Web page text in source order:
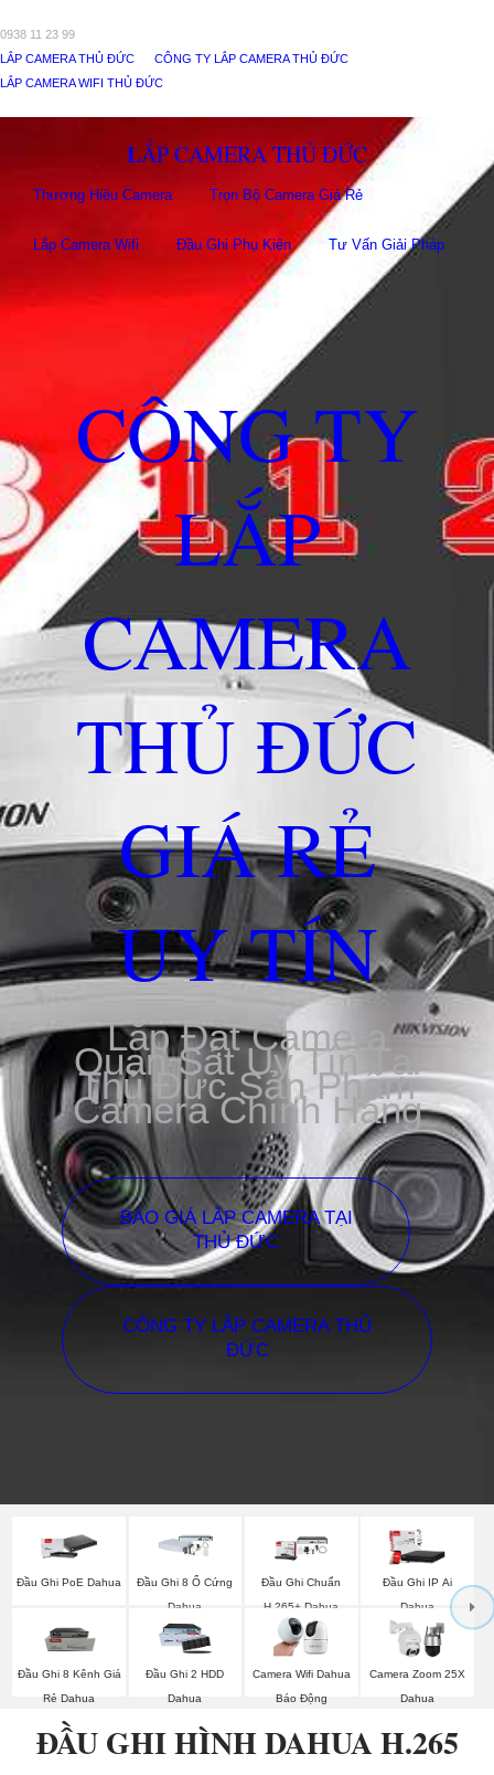
0938 11 23 99
LẮP CAMERA THỦ ĐỨC
CÔNG TY LẮP CAMERA THỦ ĐỨC
LẮP CAMERA WIFI THỦ ĐỨC
LẮP CAMERA THỦ ĐỨC
Thương Hiệu Camera Trọn Bộ Camera Giá Rẻ
Lắp Camera Wifi Đầu Ghi Phụ Kiên Tư Vấn Giải Pháp
CÔNG TY
LẮP
CAMERA
THỦ ĐỨC
GIÁ RẺ
UY TÍN
Lắp Đặt Camera
Quan Sát Uy Tín Tại
Thủ Đức Sản Phẩm
Camera Chính Hãng
BÁO GIÁ LẮP CAMERA TẠI
THỦ ĐỨC
CÔNG TY LẮP CAMERA THỦ
ĐỨC
Đầu Ghi PoE Dahua
Đầu Ghi 8 Ổ Cứng
Dahua
Đầu Ghi Chuẩn
H.265+ Dahua
Đầu Ghi IP Ai
Dahua
Đầu Ghi 8 Kênh Giá
Rẻ Dahua
Đầu Ghi 2 HDD
Dahua
Camera Wifi Dahua
Báo Động
Camera Zoom 25X
Dahua
ĐẦU GHI HÌNH DAHUA H.265